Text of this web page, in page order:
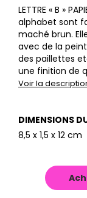
LETTRE « B »
alphabet sont
maché brun.
avec de la
des paillettes
une finition de
Voir la
DIMENSIONS
8,5 x 1,5 x 12 cm